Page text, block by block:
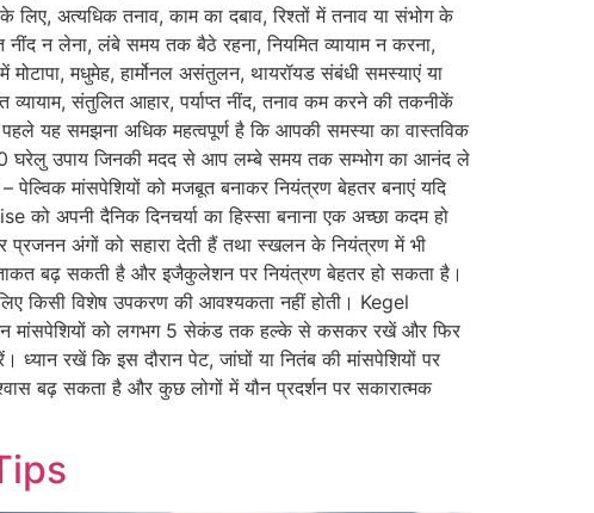
अत्यधिक तनाव, काम का दबाव, रिश्तों में तनाव या संभोग के
न लेना, लंबे समय तक बैठे रहना, नियमित व्यायाम न करना,
मधुमेह, हार्मोनल असंतुलन, थायरॉयड संबंधी समस्याएं या
संतुलित आहार, पर्याप्त नींद, तनाव कम करने की तकनीकें
यह समझना अधिक महत्वपूर्ण है कि आपकी समस्या का वास्तविक
घरेलु उपाय जिनकी मदद से आप लम्बे समय तक सम्भोग का आनंद ले
मांसपेशियों को मजबूत बनाकर नियंत्रण बेहतर बनाएं यदि
अपनी दैनिक दिनचर्या का हिस्सा बनाना एक अच्छा कदम हो
अंगों को सहारा देती हैं तथा स्खलन के नियंत्रण में भी
बढ़ सकती है और इजैकुलेशन पर नियंत्रण बेहतर हो सकता है।
किसी विशेष उपकरण की आवश्यकता नहीं होती। Kegel
मांसपेशियों को लगभग 5 सेकंड तक हल्के से कसकर रखें और फिर
रखें कि इस दौरान पेट, जांघों या नितंब की मांसपेशियों पर
बढ़ सकता है और कुछ लोगों में यौन प्रदर्शन पर सकारात्मक